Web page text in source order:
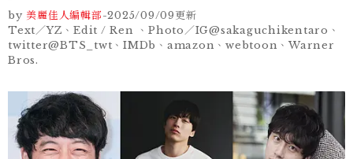
by 美麗佳人編輯部-2025/09/09更新
Text／YZ、Edit / Ren 、Photo／IG@sakaguchikentaro、
twitter@BTS_twt、IMDb、amazon、webtoon、Warner
Bros.